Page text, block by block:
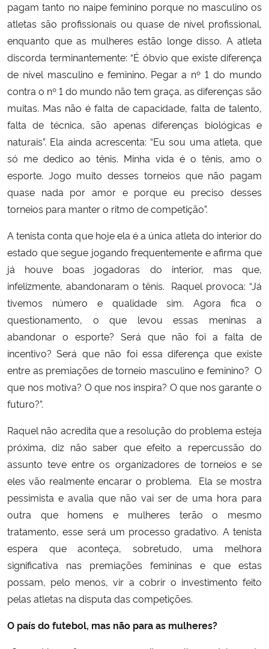
pagam tanto no naipe feminino porque no masculino os
atletas são profissionais ou quase de nível profissional,
enquanto que as mulheres estão longe disso. A atleta
discorda terminantemente: “É óbvio que existe diferença
de nível masculino e feminino. Pegar a nº 1 do mundo
contra o nº 1 do mundo não tem graça, as diferenças são
muitas. Mas não é falta de capacidade, falta de talento,
falta de técnica, são apenas diferenças biológicas e
naturais”. Ela ainda acrescenta: “Eu sou uma atleta, que
só me dedico ao tênis. Minha vida é o tênis, amo o
esporte. Jogo muito desses torneios que não pagam
quase nada por amor e porque eu preciso desses
torneios para manter o ritmo de competição”.
A tenista conta que hoje ela é a única atleta do interior do
estado que segue jogando frequentemente e afirma que
já houve boas jogadoras do interior, mas que,
infelizmente, abandonaram o tênis. Raquel provoca: “Já
tivemos número e qualidade sim. Agora fica o
questionamento, o que levou essas meninas a
abandonar o esporte? Será que não foi a falta de
incentivo? Será que não foi essa diferença que existe
entre as premiações de torneio masculino e feminino? O
que nos motiva? O que nos inspira? O que nos garante o
futuro?”.
Raquel não acredita que a resolução do problema esteja
próxima, diz não saber que efeito a repercussão do
assunto teve entre os organizadores de torneios e se
eles vão realmente encarar o problema. Ela se mostra
pessimista e avalia que não vai ser de uma hora para
outra que homens e mulheres terão o mesmo
tratamento, esse será um processo gradativo. A tenista
espera que aconteça, sobretudo, uma melhora
significativa nas premiações femininas e que estas
possam, pelo menos, vir a cobrir o investimento feito
pelas atletas na disputa das competições.
O país do futebol, mas não para as mulheres?